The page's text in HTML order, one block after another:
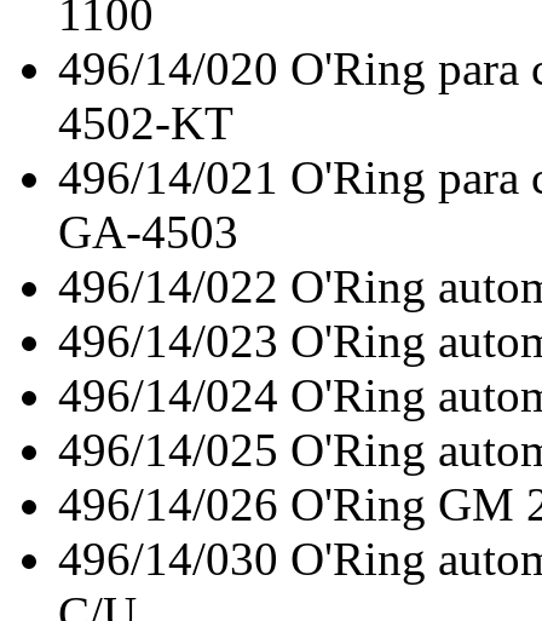
1100
496/14/020 O'Ring para
4502-KT
496/14/021 O'Ring para
GA-4503
496/14/022 O'Ring
496/14/023 O'Ring
496/14/024 O'Ring
496/14/025 O'Ring
496/14/026 O'Ring GM
496/14/030 O'Ring